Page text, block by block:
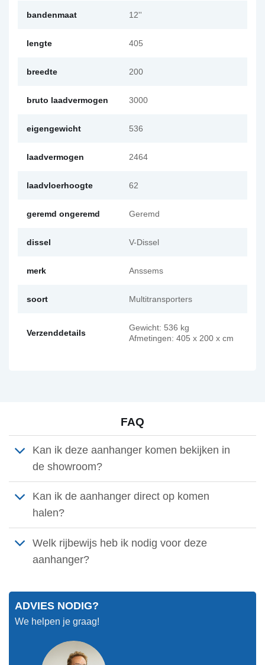
bandenmaat 12''
lengte 405
breedte 200
bruto laadvermogen 3000
eigengewicht 536
laadvermogen 2464
laadvloerhoogte 62
geremd ongeremd Geremd
dissel V-Dissel
merk Anssems
soort Multitransporters
Verzenddetails
Gewicht: 536 kg
Afmetingen: 405 x 200 x cm
FAQ
Kan ik deze aanhanger komen bekijken in
de showroom?
Kan ik de aanhanger direct op komen
halen?
Welk rijbewijs heb ik nodig voor deze
aanhanger?
ADVIES NODIG?
We helpen je graag!